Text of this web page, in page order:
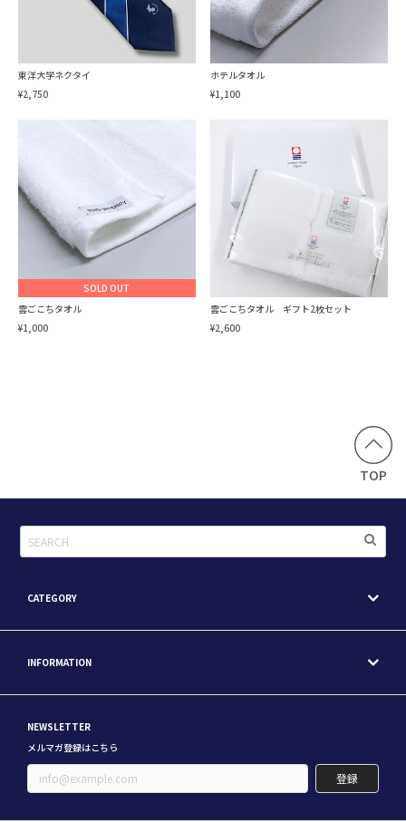
東洋大学ネクタイ
¥2,750
ホテルタオル
¥1,100
SOLD OUT
雲ごこちタオル
¥1,000
雲ごこちタオル ギフト2枚セット
¥2,600
TOP
CATEGORY
INFORMATION
NEWSLETTER
メルマガ登録はこちら
登録